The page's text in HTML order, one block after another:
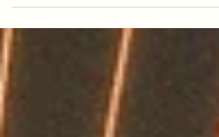
man än så länge vet för lite om hur
Denna lista är inte på något sätt
uttömmande, att ett specifikt hälsotillstånd
inte beskrivs i listan betyder inte att det är
säkert att använda om man har detta
tillstånd. Forskningen är begränsad och det
är mycket man ännu inte vet. Hjärt/kärl-
problem och högt blodtryc